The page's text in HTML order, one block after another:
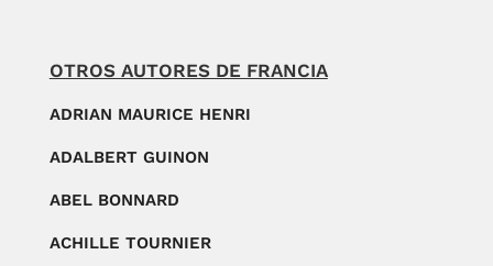
OTROS AUTORES DE FRANCIA
ADRIAN MAURICE HENRI
ADALBERT GUINON
ABEL BONNARD
ACHILLE TOURNIER